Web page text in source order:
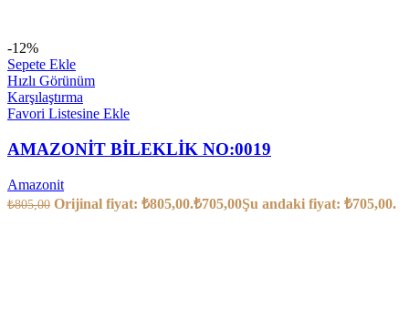
-12%
Sepete Ekle
Hızlı Görünüm
Karşılaştırma
Favori Listesine Ekle
AMAZONİT BİLEKLİK NO:0019
Amazonit
₺805,00 Orijinal fiyat: ₺805,00.₺705,00Şu andaki fiyat: ₺705,00.